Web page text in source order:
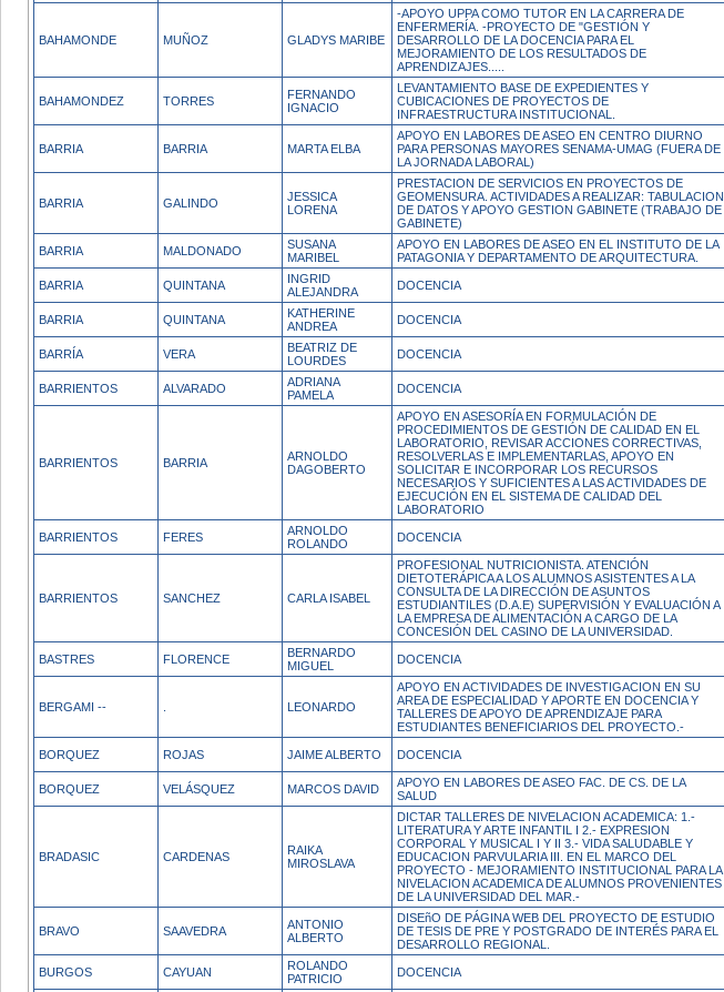
BAHAMONDE MUÑOZ GLADYS MARIBE
-APOYO UPPA COMO TUTOR EN LA CARRERA DE
ENFERMERÍA. -PROYECTO DE "GESTIÓN Y
DESARROLLO DE LA DOCENCIA PARA EL
MEJORAMIENTO DE LOS RESULTADOS DE
APRENDIZAJES.....
BAHAMONDEZ TORRES
FERNANDO
IGNACIO
LEVANTAMIENTO BASE DE EXPEDIENTES Y
CUBICACIONES DE PROYECTOS DE
INFRAESTRUCTURA INSTITUCIONAL.
BARRIA BARRIA MARTA ELBA
APOYO EN LABORES DE ASEO EN CENTRO DIURNO
PARA PERSONAS MAYORES SENAMA-UMAG (FUERA DE
LA JORNADA LABORAL)
BARRIA GALINDO
JESSICA
LORENA
PRESTACION DE SERVICIOS EN PROYECTOS DE
GEOMENSURA. ACTIVIDADES A REALIZAR: TABULACION
DE DATOS Y APOYO GESTION GABINETE (TRABAJO DE
GABINETE)
BARRIA MALDONADO
SUSANA
MARIBEL
APOYO EN LABORES DE ASEO EN EL INSTITUTO DE LA
PATAGONIA Y DEPARTAMENTO DE ARQUITECTURA.
BARRIA QUINTANA
INGRID
ALEJANDRA
DOCENCIA
BARRIA QUINTANA
KATHERINE
ANDREA
DOCENCIA
BARRÍA VERA
BEATRIZ DE
LOURDES
DOCENCIA
BARRIENTOS ALVARADO
ADRIANA
PAMELA
DOCENCIA
BARRIENTOS BARRIA
ARNOLDO
DAGOBERTO
APOYO EN ASESORÍA EN FORMULACIÓN DE
PROCEDIMIENTOS DE GESTIÓN DE CALIDAD EN EL
LABORATORIO, REVISAR ACCIONES CORRECTIVAS,
RESOLVERLAS E IMPLEMENTARLAS, APOYO EN
SOLICITAR E INCORPORAR LOS RECURSOS
NECESARIOS Y SUFICIENTES A LAS ACTIVIDADES DE
EJECUCIÓN EN EL SISTEMA DE CALIDAD DEL
LABORATORIO
BARRIENTOS FERES
ARNOLDO
ROLANDO
DOCENCIA
BARRIENTOS SANCHEZ CARLA ISABEL
PROFESIONAL NUTRICIONISTA. ATENCIÓN
DIETOTERÁPICA A LOS ALUMNOS ASISTENTES A LA
CONSULTA DE LA DIRECCIÓN DE ASUNTOS
ESTUDIANTILES (D.A.E) SUPERVISIÓN Y EVALUACIÓN A
LA EMPRESA DE ALIMENTACIÓN A CARGO DE LA
CONCESIÓN DEL CASINO DE LA UNIVERSIDAD.
BASTRES FLORENCE
BERNARDO
MIGUEL
DOCENCIA
BERGAMI -- LEONARDO
APOYO EN ACTIVIDADES DE INVESTIGACION EN SU
AREA DE ESPECIALIDAD Y APORTE EN DOCENCIA Y
TALLERES DE APOYO DE APRENDIZAJE PARA
ESTUDIANTES BENEFICIARIOS DEL PROYECTO.-
BORQUEZ ROJAS JAIME ALBERTO DOCENCIA
BORQUEZ VELÁSQUEZ MARCOS DAVID
APOYO EN LABORES DE ASEO FAC. DE CS. DE LA
SALUD
BRADASIC CARDENAS
RAIKA
MIROSLAVA
DICTAR TALLERES DE NIVELACION ACADEMICA: 1.-
LITERATURA Y ARTE INFANTIL I 2.- EXPRESION
CORPORAL Y MUSICAL I Y II 3.- VIDA SALUDABLE Y
EDUCACION PARVULARIA III. EN EL MARCO DEL
PROYECTO - MEJORAMIENTO INSTITUCIONAL PARA LA
NIVELACION ACADEMICA DE ALUMNOS PROVENIENTES
DE LA UNIVERSIDAD DEL MAR.-
BRAVO SAAVEDRA
ANTONIO
ALBERTO
DISEñO DE PÁGINA WEB DEL PROYECTO DE ESTUDIO
DE TESIS DE PRE Y POSTGRADO DE INTERÉS PARA EL
DESARROLLO REGIONAL.
BURGOS CAYUAN
ROLANDO
PATRICIO
DOCENCIA